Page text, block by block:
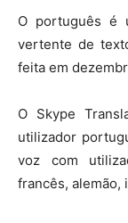
O português é
vertente de
feita em
O Skype
utilizador
voz com
francês, alemão,